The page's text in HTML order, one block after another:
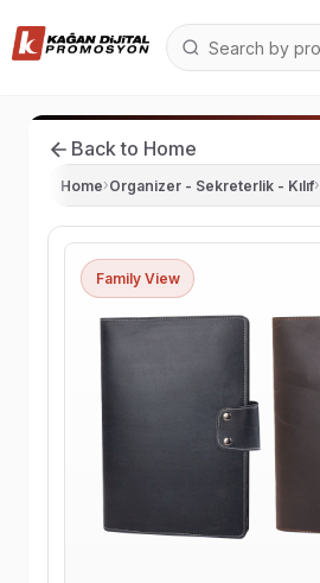
Back to Home
Home›Organizer - Sekreterlik - Kılıf›
Family View